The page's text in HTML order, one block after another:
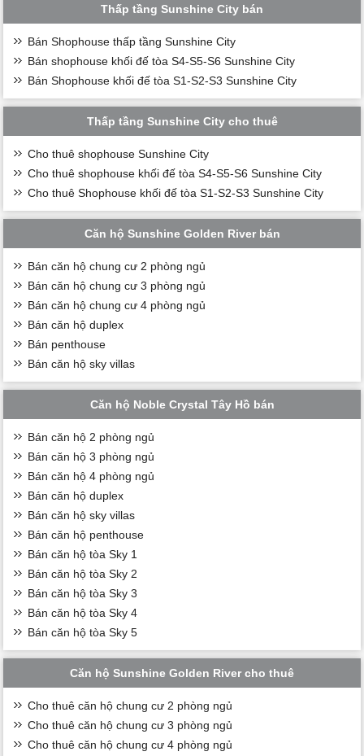
Thấp tầng Sunshine City bán
Bán Shophouse thấp tầng Sunshine City
Bán shophouse khối đế tòa S4-S5-S6 Sunshine City
Bán Shophouse khối đế tòa S1-S2-S3 Sunshine City
Thấp tầng Sunshine City cho thuê
Cho thuê shophouse Sunshine City
Cho thuê shophouse khối đế tòa S4-S5-S6 Sunshine City
Cho thuê Shophouse khối đế tòa S1-S2-S3 Sunshine City
Căn hộ Sunshine Golden River bán
Bán căn hộ chung cư 2 phòng ngủ
Bán căn hộ chung cư 3 phòng ngủ
Bán căn hộ chung cư 4 phòng ngủ
Bán căn hộ duplex
Bán penthouse
Bán căn hộ sky villas
Căn hộ Noble Crystal Tây Hồ bán
Bán căn hộ 2 phòng ngủ
Bán căn hộ 3 phòng ngủ
Bán căn hộ 4 phòng ngủ
Bán căn hộ duplex
Bán căn hộ sky villas
Bán căn hộ penthouse
Bán căn hộ tòa Sky 1
Bán căn hộ tòa Sky 2
Bán căn hộ tòa Sky 3
Bán căn hộ tòa Sky 4
Bán căn hộ tòa Sky 5
Căn hộ Sunshine Golden River cho thuê
Cho thuê căn hộ chung cư 2 phòng ngủ
Cho thuê căn hộ chung cư 3 phòng ngủ
Cho thuê căn hộ chung cư 4 phòng ngủ